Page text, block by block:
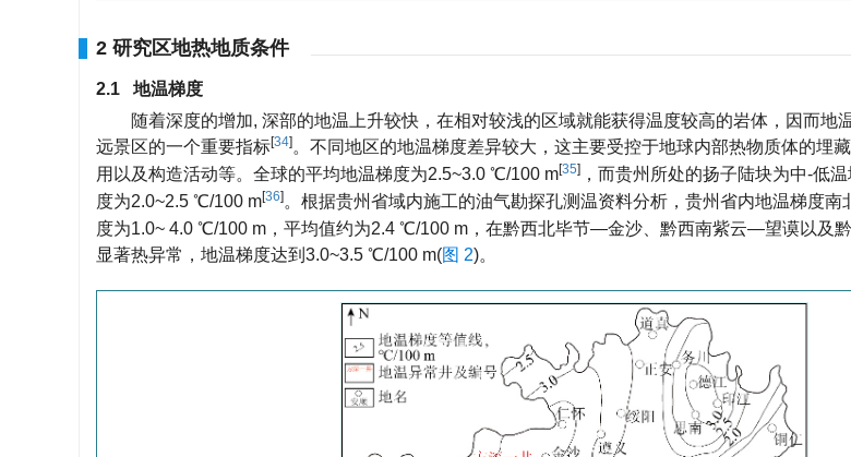
2 研究区地热地质条件
2.1 地温梯度
随着深度的增加, 深部的地温上升较快，在相对较浅的区域就能获得温度较高的岩体，因而地
远景区的一个重要指标[34] 。不同地区的地温梯度差异较大，这主要受控于地球内部热物质体的埋
用以及构造活动等。全球的平均地温梯度为2.5~3.0 ℃/100 m[35] ，而贵州所处的扬子陆块为中-低
度为2.0~2.5 ℃/100 m[36] 。根据贵州省域内施工的油气勘探孔测温资料分析，贵州省内地温梯度南
度为1.0~ 4.0 ℃/100 m，平均值约为2.4 ℃/100 m，在黔西北毕节—金沙、黔西南紫云—望谟以及
显著热异常，地温梯度达到3.0~3.5 ℃/100 m(图 2)。